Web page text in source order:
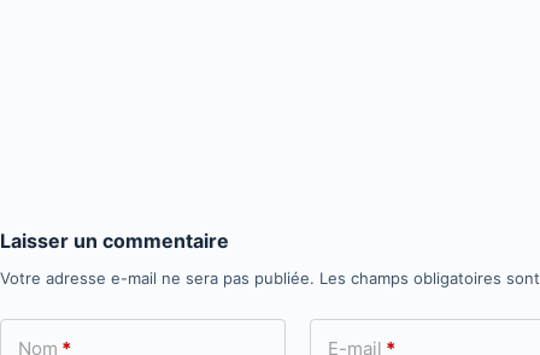
Laisser un commentaire
Votre adresse e-mail ne sera pas publiée. Les champs obligatoires
Nom * E-mail *